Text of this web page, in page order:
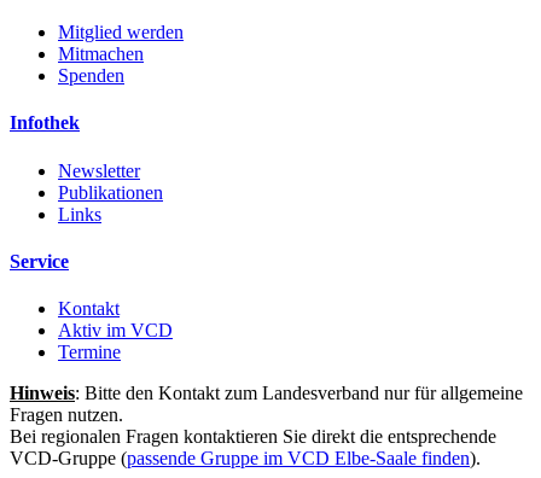
Mitglied werden
Mitmachen
Spenden
Infothek
Newsletter
Publikationen
Links
Service
Kontakt
Aktiv im VCD
Termine
Hinweis: Bitte den Kontakt zum Landesverband nur für allgemeine
Fragen nutzen.
Bei regionalen Fragen kontaktieren Sie direkt die entsprechende
VCD-Gruppe (passende Gruppe im VCD Elbe-Saale finden).